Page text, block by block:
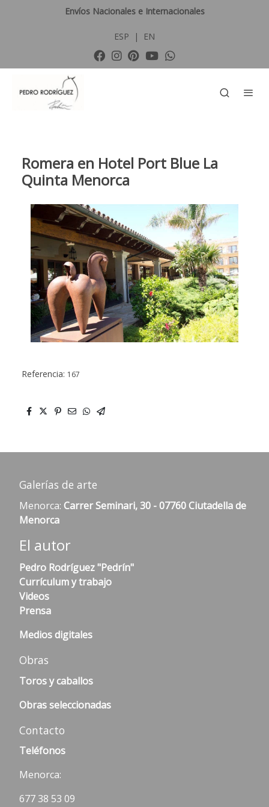
Envíos Nacionales e Internacionales
ESP | EN
Romera en Hotel Port Blue La
Quinta Menorca
Referencia: 167
Galerías de arte
Menorca: Carrer Seminari, 30 - 07760 Ciutadella de
Menorca
El autor
Pedro Rodríguez "Pedrín"
Currículum y trabajo
Videos
Prensa
Medios digitales
Obras
Toros y caballos
Obras seleccionadas
Contacto
Teléfonos
Menorca:
677 38 53 09